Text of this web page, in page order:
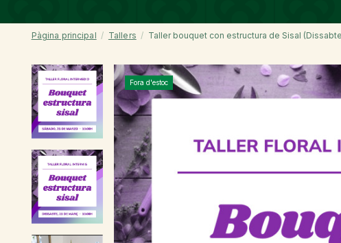
Pàgina principal Tallers Taller bouquet con estructura de Sisal
Fora d'estoc